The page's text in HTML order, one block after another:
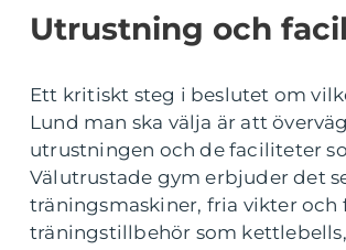
Utrustning och
Ett kritiskt steg i beslutet om
Lund man ska välja är att
utrustningen och de faciliteter
Välutrustade gym erbjuder det
träningsmaskiner, fria vikter och
träningstillbehör som kettlebells,